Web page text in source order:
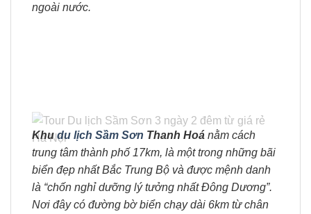
ngoài nước.
Khudu lịch Sầm Sơn Thanh Hoá nằm cách
trung tâm thành phố 17km, là một trong những bãi
biển đẹp nhất Bắc Trung Bộ và được mệnh danh
là “chốn nghỉ dưỡng lý tưởng nhất Đông Dương”.
Nơi đây có đường bờ biển chạy dài 6km từ chân